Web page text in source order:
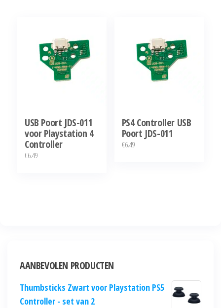
USB Poort JDS-011
voor Playstation 4
Controller
€6.49
PS4 Controller USB
Poort JDS-011
€6.49
AANBEVOLEN PRODUCTEN
Thumbsticks Zwart voor Playstation PS5
Controller - set van 2